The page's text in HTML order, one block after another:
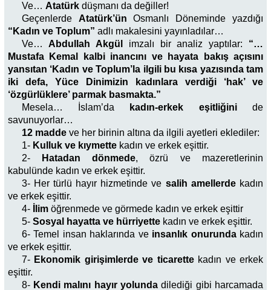
Ve… Atatürkdüşmanı da değiller!
Geçenlerde Atatürk’ünOsmanlı Döneminde yazdığı
“Kadın ve Toplum” adlı makalesini yayınladılar…
Ve…Abdullah Akgül imzalı bir analiz yaptılar: “…
Mustafa Kemal kalbi inancını ve hayata bakış açısını
yansıtan ‘Kadın ve Toplum’la ilgili bu kısa yazısında tam
iki defa, Yüce Dinimizin kadınlara verdiği ‘hak’ ve
‘özgürlüklere’ parmak basmakta.”
Mesela… İslam’da
kadın-erkek eşitliğinide
savunuyorlar…
12 maddeve her birinin altına da ilgili ayetleri eklediler:
1- Kulluk ve kıymettekadın ve erkek eşittir.
2-
Hatadan dönmede, özrü ve mazeretlerinin
kabulünde kadın ve erkek eşittir.
3- Her türlü hayır hizmetinde ve salih amellerdekadın
ve erkek eşittir.
4-
İlim öğrenmede ve görmede kadın ve erkek eşittir
5- Sosyal hayatta ve hürriyettekadın ve erkek eşittir.
6- Temel insan haklarında ve insanlık onurundakadın
ve erkek eşittir.
7- Ekonomik girişimlerde ve ticarettekadın ve erkek
eşittir.
8- Kendi malını hayır yolunda dilediği gibi harcamada